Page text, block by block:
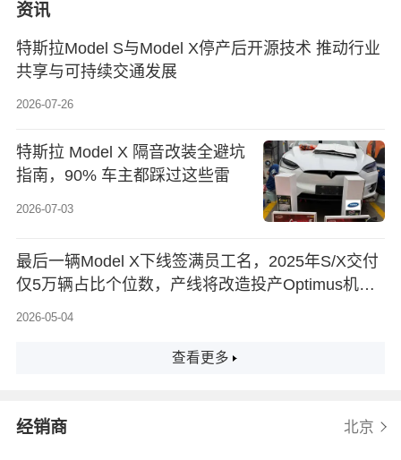
资讯
特斯拉Model S与Model X停产后开源技术 推动行业
共享与可持续交通发展
2026-07-26
特斯拉 Model X 隔音改装全避坑
指南，90% 车主都踩过这些雷
2026-07-03
最后一辆Model X下线签满员工名，2025年S/X交付
仅5万辆占比个位数，产线将改造投产Optimus机器
2026-05-04
查看更多
经销商 北京